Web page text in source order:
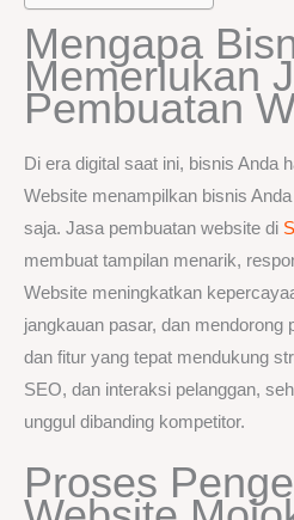
Mengapa
Memerlukan
Pembuatan
Di era digital saat ini, bisnis Anda
Website menampilkan bisnis
saja. Jasa pembuatan website di
membuat tampilan menarik,
Website meningkatkan
jangkauan pasar, dan mendorong
dan fitur yang tepat mendukung
SEO, dan interaksi pelanggan,
unggul dibanding kompetitor.
Proses